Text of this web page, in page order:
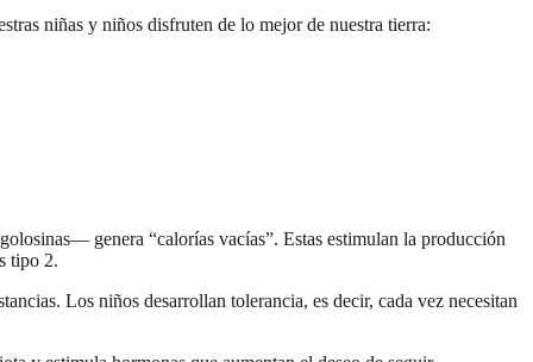
niñas y niños disfruten de lo mejor de nuestra tierra:
genera “calorías vacías”. Estas estimulan la producción
tipo 2.
Los niños desarrollan tolerancia, es decir, cada vez necesitan